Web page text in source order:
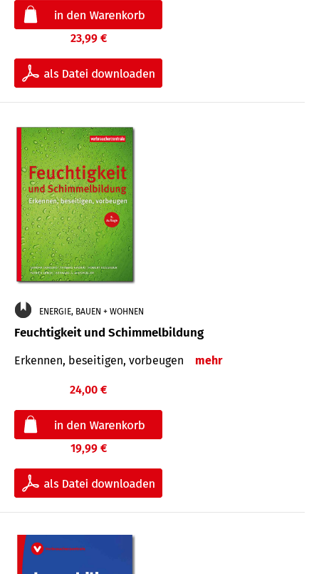
23,99 €
ENERGIE, BAUEN + WOHNEN
Feuchtigkeit und Schimmelbildung
Erkennen, beseitigen, vorbeugen mehr
24,00 €
19,99 €